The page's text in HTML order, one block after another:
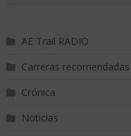
AE Trail RADIO
Carreras recomendadas
Crónica
Noticias